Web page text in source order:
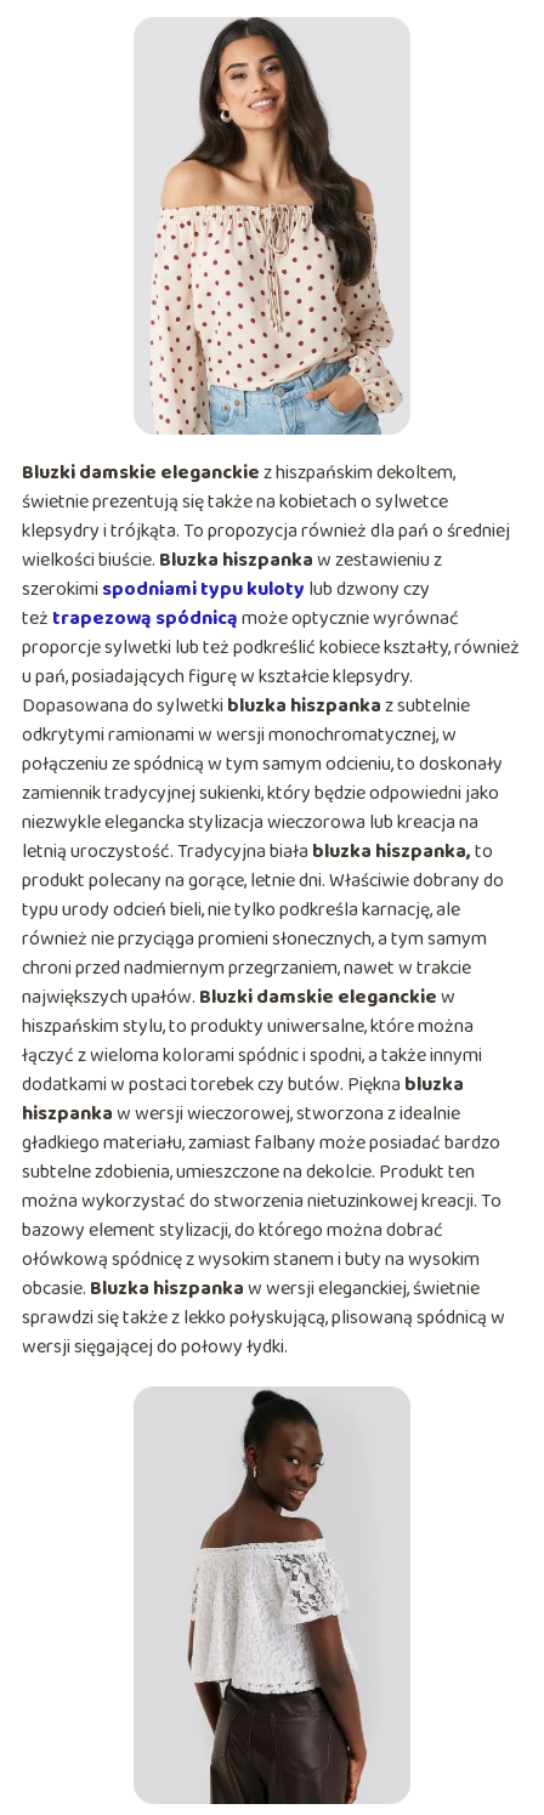
Bluzki damskie eleganckiez hiszpańskim dekoltem,
świetnie prezentują się także na kobietach o sylwetce
klepsydry i trójkąta. To propozycja również dla pań o średniej
wielkości biuście. Bluzka hiszpankaw zestawieniu z
szerokimi spodniami typu kuloty lub dzwony czy
też trapezową spódnicąmoże optycznie wyrównać
proporcje sylwetki lub też podkreślić kobiece kształty, również
u pań, posiadających figurę w kształcie klepsydry.
Dopasowana do sylwetki bluzka hiszpankaz subtelnie
odkrytymi ramionami w wersji monochromatycznej, w
połączeniu ze spódnicą w tym samym odcieniu, to doskonały
zamiennik tradycyjnej sukienki, który będzie odpowiedni jako
niezwykle elegancka stylizacja wieczorowa lub kreacja na
letnią uroczystość. Tradycyjna biała bluzka hiszpanka,to
produkt polecany na gorące, letnie dni. Właściwie dobrany do
typu urody odcień bieli, nie tylko podkreśla karnację, ale
również nie przyciąga promieni słonecznych, a tym samym
chroni przed nadmiernym przegrzaniem, nawet w trakcie
największych upałów. Bluzki damskie eleganckiew
hiszpańskim stylu, to produkty uniwersalne, które można
łączyć z wieloma kolorami spódnic i spodni, a także innymi
dodatkami w postaci torebek czy butów. Piękna bluzka
hiszpankaw wersji wieczorowej, stworzona z idealnie
gładkiego materiału, zamiast falbany może posiadać bardzo
subtelne zdobienia, umieszczone na dekolcie. Produkt ten
można wykorzystać do stworzenia nietuzinkowej kreacji. To
bazowy element stylizacji, do którego można dobrać
ołówkową spódnicę z wysokim stanem i buty na wysokim
obcasie. Bluzka hiszpankaw wersji eleganckiej, świetnie
sprawdzi się także z lekko połyskującą, plisowaną spódnicą w
wersji sięgającej do połowy łydki.